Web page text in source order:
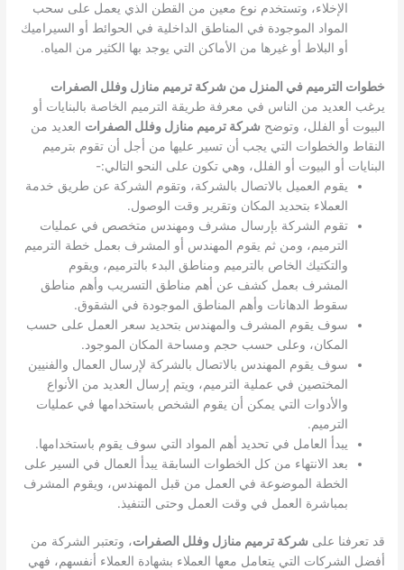
الإخلاء، وتستخدم نوع معين من القطن الذي يعمل على سحب
المواد الموجودة في المناطق الداخلية في الحوائط أو السيراميك
أو البلاط أو غيرها من الأماكن التي يوجد بها الكثير من المياه.
خطوات الترميم في المنزل من شركة ترميم منازل وفلل الصفرات
يرغب العديد من الناس في معرفة طريقة الترميم الخاصة بالبنايات أو
البيوت أو الفلل، وتوضح شركة ترميم منازل وفلل الصفرات العديد من
النقاط والخطوات التي يجب أن تسير عليها من أجل أن تقوم بترميم
البنايات أو البيوت أو الفلل، وهي تكون على النحو التالي:-
يقوم العميل بالاتصال بالشركة، وتقوم الشركة عن طريق خدمة
العملاء بتحديد المكان وتقرير وقت الوصول.
تقوم الشركة بإرسال مشرف ومهندس متخصص في عمليات
الترميم، ومن ثم يقوم المهندس أو المشرف بعمل خطة الترميم
والتكتيك الخاص بالترميم ومناطق البدء بالترميم، ويقوم
المشرف بعمل كشف عن أهم مناطق التسريب وأهم مناطق
سقوط الدهانات وأهم المناطق الموجودة في الشقوق.
سوف يقوم المشرف والمهندس بتحديد سعر العمل على حسب
المكان، وعلى حسب حجم ومساحة المكان الموجود.
سوف يقوم المهندس بالاتصال بالشركة لإرسال العمال والفنيين
المختصين في عملية الترميم، ويتم إرسال العديد من الأنواع
والأدوات التي يمكن أن يقوم الشخص باستخدامها في عمليات
الترميم.
يبدأ العامل في تحديد أهم المواد التي سوف يقوم باستخدامها.
بعد الانتهاء من كل الخطوات السابقة يبدأ العمال في السير على
الخطة الموضوعة في العمل من قبل المهندس، ويقوم المشرف
بمباشرة العمل في وقت العمل وحتى التنفيذ.
قد تعرفنا على شركة ترميم منازل وفلل الصفرات، وتعتبر الشركة من
أفضل الشركات التي يتعامل معها العملاء بشهادة العملاء أنفسهم، فهي